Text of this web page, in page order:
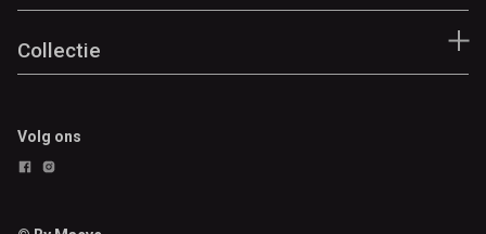
Collectie
Volg ons